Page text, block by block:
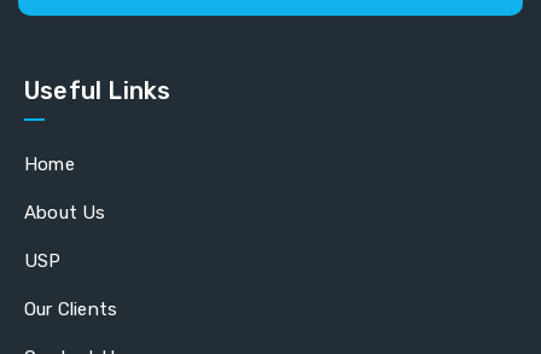
Useful Links
Home
About Us
USP
Our Clients